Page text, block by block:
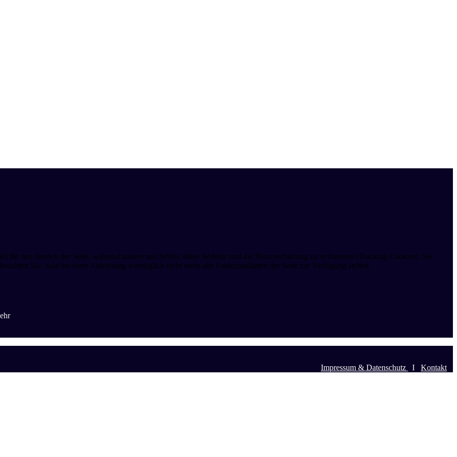
Impressum & Datenschutz
I Kontakt
für den Betrieb der Seite, während andere uns helfen, diese Website und die Nutzererfahrung zu verbessern (Tracking Cookies). Sie
Sie, dass bei einer Ablehnung womöglich nicht mehr alle Funktionalitäten der Seite zur Verfügung stehen.